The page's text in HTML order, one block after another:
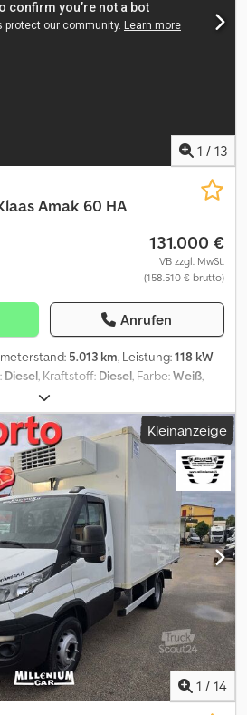
1 / 13
Amak 60 HA
131.000 €
VB zzgl. MwSt.
(158.510 € brutto)
Anrufen
5.013 km, Leistung:118 kW
Diesel, Kraftstoff: Diesel, Farbe:Weiß,
, Anzahl der Gänge:
346 h, Ausstattung:Kran, =
= - PTO = Anmerkungen = Iveco
5013 km. Manual gearbox 6 gears.
6500 kg. Axle load: 1: 2300 kg. 2: 5000
operated windows and mirrors.
mm. 118 KW / 160 HP. Tyres:
60 HA. Year: 2023. Hours: 346. Capacity:
N. Max wind speed: 12,5 m/s. Max
outriggers. Radio Remote Control.
meter. Max outreach: 28 meter.
preperation for basket. ID NR: 29.
of Heinhuis are applicable to
by Heinhuis, all agreements
the negotiations preceding them.
accept the applicability of the
of Heinhuis and you declare that
Kleinanzeige
1 / 14